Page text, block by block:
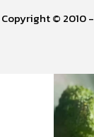
Copyright © 2010